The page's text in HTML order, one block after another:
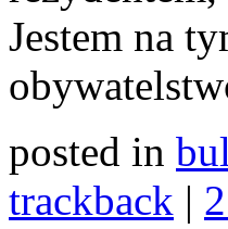
Jestem na
posted in
trackback |